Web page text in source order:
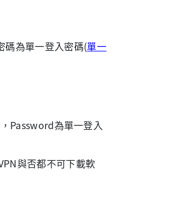
碼為單一登入密碼(單一
Password為單一登入
與否都不可下載軟